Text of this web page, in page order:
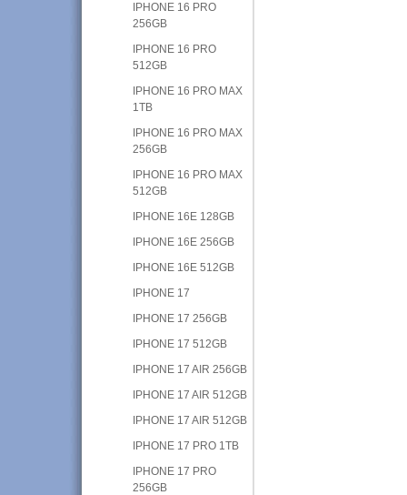
IPHONE 16 PRO
256GB
IPHONE 16 PRO
512GB
IPHONE 16 PRO MAX
1TB
IPHONE 16 PRO MAX
256GB
IPHONE 16 PRO MAX
512GB
IPHONE 16E 128GB
IPHONE 16E 256GB
IPHONE 16E 512GB
IPHONE 17
IPHONE 17 256GB
IPHONE 17 512GB
IPHONE 17 AIR 256GB
IPHONE 17 AIR 512GB
IPHONE 17 AIR 512GB
IPHONE 17 PRO 1TB
IPHONE 17 PRO
256GB